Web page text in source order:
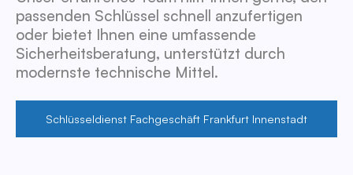
passenden Schlüssel schnell anzufertigen
oder bietet Ihnen eine umfassende
Sicherheitsberatung, unterstützt durch
modernste technische Mittel.
Schlüsseldienst Fachgeschäft Frankfurt Innenstadt